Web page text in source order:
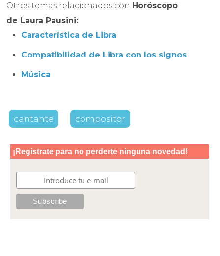
Otros temas relacionados con Horóscopo
de Laura Pausini:
Característica de Libra
Compatibilidad de Libra con los signos
Música
cantante compositor